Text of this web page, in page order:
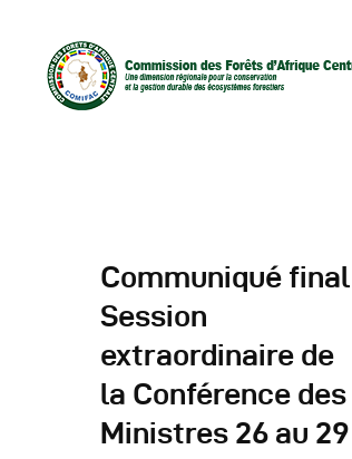
Communiqué final
Session
extraordinaire de
la Conférence des
Ministres 26 au 29